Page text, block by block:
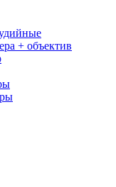
+ объектив